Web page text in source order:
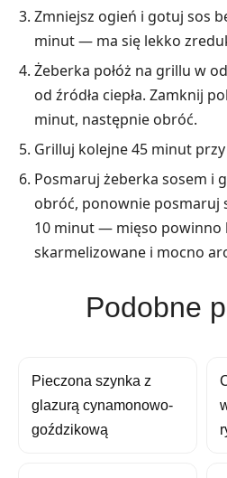
Zmniejsz ogień i gotuj sos
minut — ma się lekko
Żeberka połóż na grillu w
od źródła ciepła. Zamknij
minut, następnie obróć.
Grilluj kolejne 45 minut
Posmaruj żeberka sosem i
obróć, ponownie posmaruj
10 minut — mięso powinno
skarmelizowane i mocno
Podobne
Pieczona szynka z
glazurą cynamonowo-
goździkową